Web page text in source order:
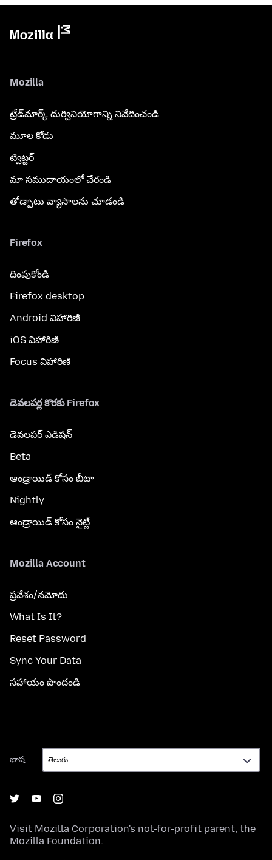
Mozilla
ట్రేడ్‌మార్క్ దుర్వినియోగాన్ని నివేదించండి
మూల కోడు
ట్విట్టర్
మా సముదాయంలో చేరండి
తోడ్పాటు వ్యాసాలను చూడండి
Firefox
దింపుకోండి
Firefox desktop
Android విహారిణి
iOS విహారిణి
Focus విహారిణి
డెవలపర్ల కొరకు Firefox
డెవలపర్ ఎడిషన్
Beta
ఆండ్రాయిడ్ కోసం బీటా
Nightly
ఆండ్రాయిడ్ కోసం నైట్లీ
Mozilla Account
ప్రవేశం/నమోదు
What Is It?
Reset Password
Sync Your Data
సహాయం పొందండి
భాష
భాష
Visit Mozilla Corporation's not-for-profit parent, the
Mozilla Foundation.